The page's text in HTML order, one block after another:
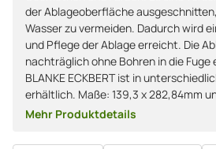
der Ablageoberfläche
Wasser zu vermeiden. Dadurch wird
und Pflege der Ablage erreicht. Die
nachträglich ohne Bohren in die
BLANKE ECKBERT ist in
erhältlich. Maße: 139,3 x 282,84mm
Mehr Produktdetails